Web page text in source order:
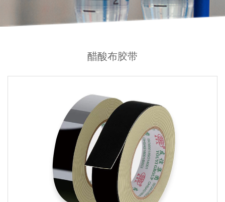
醋酸布胶带